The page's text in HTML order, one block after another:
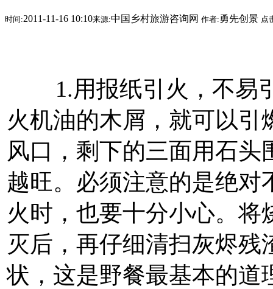
时间:2011-11-16 10:10来源:中国乡村旅游咨询网 作者: 勇先创景 点
1.用报纸引火，不易引
火机油的木屑，就可以
风口，剩下的三面用石
越旺。必须注意的是绝对
火时，也要十分小心。
灭后，再仔细清扫灰烬
状，这是野餐最基本的道